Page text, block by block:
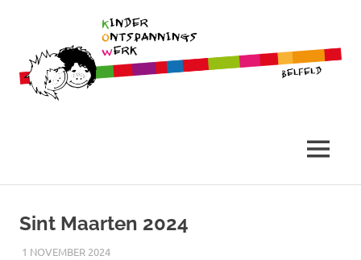
inhoudWerk
MENU
Sint Maarten 2024
1 NOVEMBER 2024RICK
NIEUWS